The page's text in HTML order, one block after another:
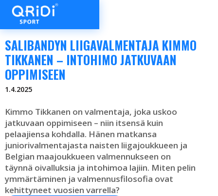
SALIBANDYN LIIGAVALMENTAJA KIMMO
TIKKANEN – INTOHIMO JATKUVAAN
OPPIMISEEN
1.4.2025
Kimmo Tikkanen on valmentaja, joka uskoo
jatkuvaan oppimiseen – niin itsensä kuin
pelaajiensa kohdalla. Hänen matkansa
juniorivalmentajasta naisten liigajoukkueen ja
Belgian maajoukkueen valmennukseen on
täynnä oivalluksia ja intohimoa lajiin. Miten pelin
ymmärtäminen ja valmennusfilosofia ovat
kehittyneet vuosien varrella?